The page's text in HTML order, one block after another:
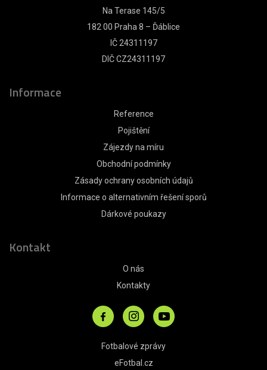
Na Terase 145/5
182 00 Praha 8 – Ďáblice
IČ 24311197
DIČ CZ24311197
Informace
Reference
Pojištění
Zájezdy na míru
Obchodní podmínky
Zásady ochrany osobních údajů
Informace o alternativním řešení sporů
Dárkové poukazy
Kontakt
O nás
Kontakty
Fotbalové zprávy
eFotbal.cz